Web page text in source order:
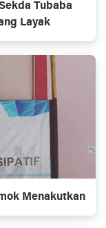
Tubaba
Layak
Menakutkan